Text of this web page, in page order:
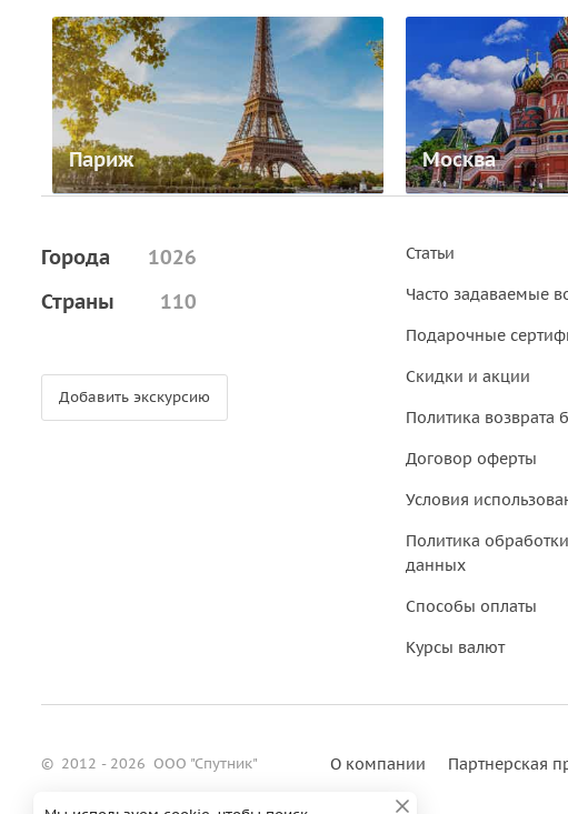
Париж Москва
Города
1026
Страны
110
Добавить экскурсию
Статьи
Часто задаваемые
Подарочные
Скидки и акции
Политика возврата
Договор оферты
Условия
Политика
данных
Способы оплаты
Курсы валют
О компании Партнерская
© 2012 - 2026 ООО "Спутник"